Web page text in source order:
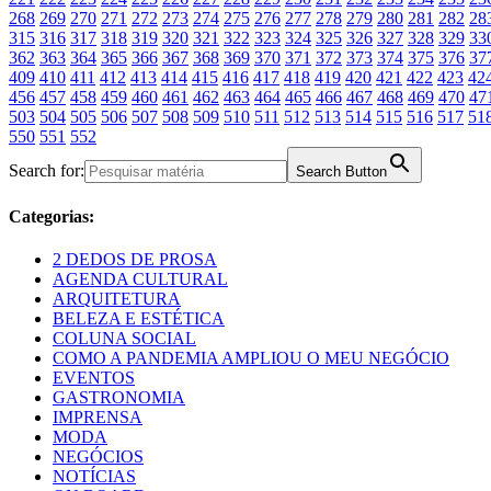
268 269 270 271 272 273 274 275 276 277 278 279 280 281 282
315 316 317 318 319 320 321 322 323 324 325 326 327 328 329
362 363 364 365 366 367 368 369 370 371 372 373 374 375 376
409 410 411 412 413 414 415 416 417 418 419 420 421 422 423
456 457 458 459 460 461 462 463 464 465 466 467 468 469 470
503 504 505 506 507 508 509 510 511 512 513 514 515 516 517
550 551 552
Search for:
Search Button
Categorias:
2 DEDOS DE PROSA
AGENDA CULTURAL
ARQUITETURA
BELEZA E ESTÉTICA
COLUNA SOCIAL
COMO A PANDEMIA AMPLIOU O MEU NEGÓCIO
EVENTOS
GASTRONOMIA
IMPRENSA
MODA
NEGÓCIOS
NOTÍCIAS